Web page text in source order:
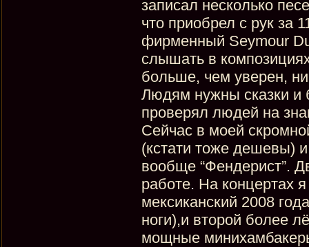
записал несколько
что приобрел с рук за
фирменный Seymour
слышать в
больше, чем уверен,
Людям нужны сказки и
проверял людей на
Сейчас в моей
(кстати тоже дешевы) и
вообще “Фендерист”.
работе. На концертах
мексиканский 2008
ноги),и второй более
мощные